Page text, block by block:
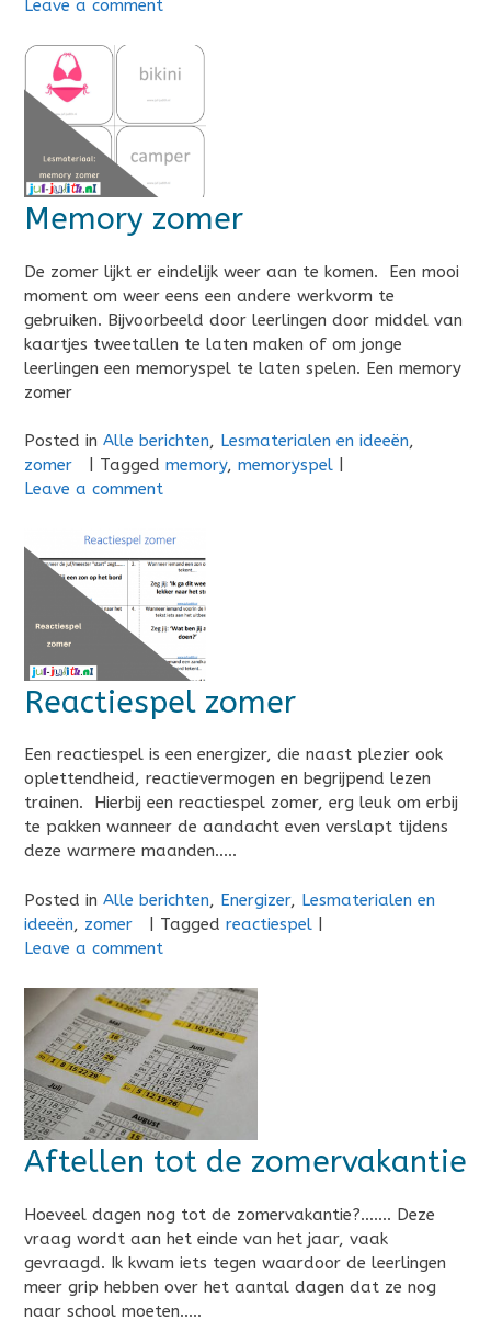
Leave a comment
Memory zomer
De zomer lijkt er eindelijk weer aan te komen. Een mooi
moment om weer eens een andere werkvorm te
gebruiken. Bijvoorbeeld door leerlingen door middel van
kaartjes tweetallen te laten maken of om jonge
leerlingen een memoryspel te laten spelen. Een memory
zomer
Posted in Alle berichten, Lesmaterialen en ideeën,
zomer
Tagged memory, memoryspel
Leave a comment
Reactiespel zomer
Een reactiespel is een energizer, die naast plezier ook
oplettendheid, reactievermogen en begrijpend lezen
trainen. Hierbij een reactiespel zomer, erg leuk om erbij
te pakken wanneer de aandacht even verslapt tijdens
deze warmere maanden…..
Posted in Alle berichten, Energizer, Lesmaterialen en
ideeën, zomer Tagged reactiespel
Leave a comment
Aftellen tot de zomervakantie
Hoeveel dagen nog tot de zomervakantie?……. Deze
vraag wordt aan het einde van het jaar, vaak
gevraagd. Ik kwam iets tegen waardoor de leerlingen
meer grip hebben over het aantal dagen dat ze nog
naar school moeten…..